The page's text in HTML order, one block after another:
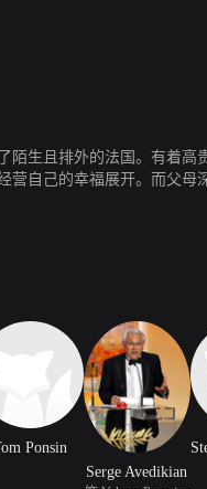
生且排外的法国。有着
自己的幸福展开。而父
Ponsin
Serge Avedikian